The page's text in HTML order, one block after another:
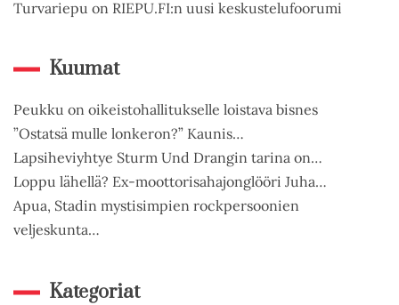
Turvariepu on RIEPU.FI:n uusi keskustelufoorumi
Kuumat
Peukku on oikeistohallitukselle loistava bisnes
”Ostatsä mulle lonkeron?” Kaunis…
Lapsiheviyhtye Sturm Und Drangin tarina on…
Loppu lähellä? Ex-moottorisahajonglööri Juha…
Apua, Stadin mystisimpien rockpersoonien
veljeskunta…
Kategoriat